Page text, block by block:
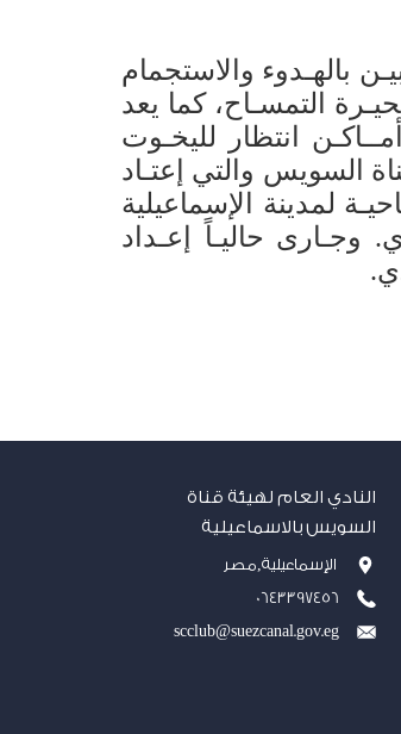
بالهـدوء والاستجمام
التمسـاح، كما يعد
انتظار لليخـوت
السويس والتي إعتـاد
لمدينة الإسماعيلية
وجـارى حاليـاً إعـداد
النادي العام لهيئة قناة
السويس بالاسماعيلية
الإسماعيلية,مصر
0643397456
scclub@suezcanal.gov.eg